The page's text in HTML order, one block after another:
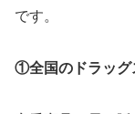
です。
①全国のドラッグ